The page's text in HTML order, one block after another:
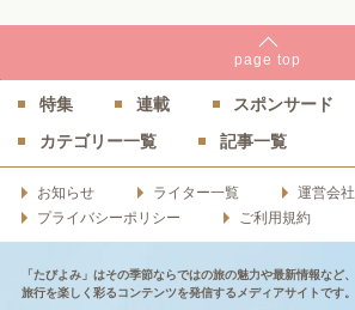
page top
特集 連載
スポンサード
カテゴリー一覧
記事一覧
お知らせ ライター一覧
運営会社
プライバシーポリシー
ご利用規約
「たびよみ」はその季節ならではの旅の魅力や最新情報など、
旅行を楽しく彩るコンテンツを発信するメディアサイトです。